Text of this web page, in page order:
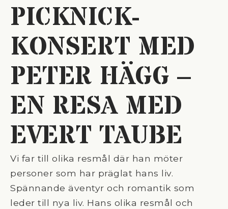
PICKNICK-
KONSERT MED
PETER HÄGG –
EN RESA MED
EVERT TAUBE
Vi far till olika resmål där han möter
personer som har präglat hans liv.
Spännande äventyr och romantik som
leder till nya liv. Hans olika resmål och